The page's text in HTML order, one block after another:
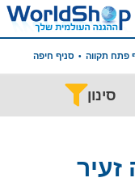
פתח תקווה סניף חיפה
סינון